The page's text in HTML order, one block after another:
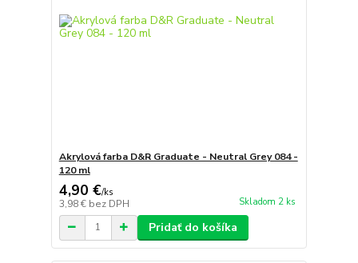
Akrylová farba D&R Graduate - Neutral Grey 084 -
120 ml
4,90 €/ks
3,98 € bez DPH Skladom 2 ks
Pridať do košíka